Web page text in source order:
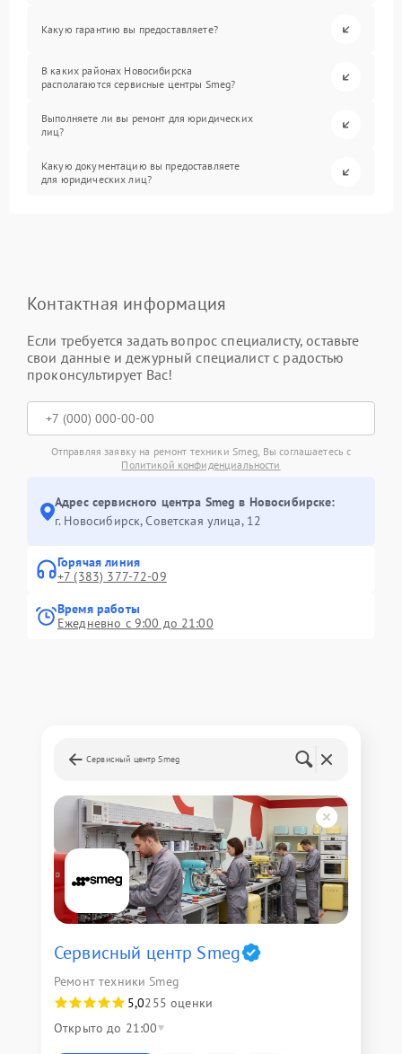
Какую гарантию вы предоставляете?
В каких районах Новосибирска
располагаются сервисные центры Smeg?
Выполняете ли вы ремонт для юридических
лиц?
Какую документацию вы предоставляете
для юридических лиц?
Контактная информация
Если требуется задать вопрос специалисту, оставьте
свои данные и дежурный специалист с радостью
проконсультирует Вас!
Отправляя заявку на ремонт техники Smeg, Вы соглашаетесь с
Политикой конфиденциальности
Адрес сервисного центра Smeg в Новосибирске:
г. Новосибирск, Советская улица, 12
Горячая линия
+7 (383) 377-72-09
Время работы
Ежедневно с 9:00 до 21:00
Сервисный центр Smeg
Сервисный центр Smeg
Ремонт техники Smeg
5,0255 оценки
Открыто до 21:00